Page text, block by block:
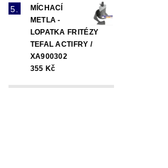
MÍCHACÍ
METLA -
LOPATKA FRITÉZY
TEFAL ACTIFRY /
XA900302
355 Kč